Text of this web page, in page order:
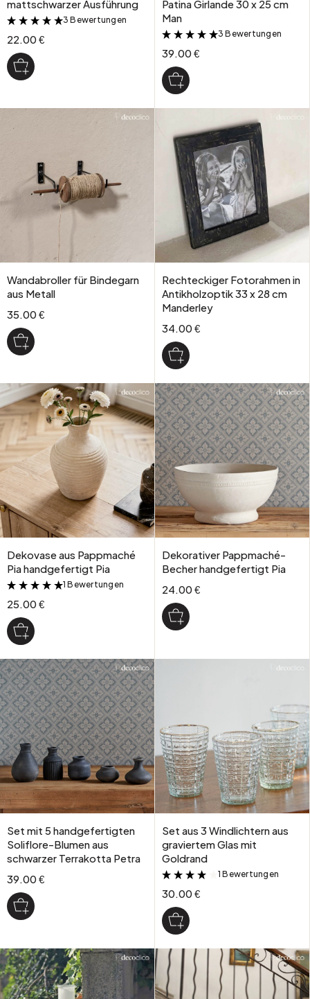
mattschwarzer Ausführung
&
3 Bewertungen
22.00 €
Patina Girlande 30 x 25 cm
Man
&
3 Bewertungen
39.00 €
Wandabroller für Bindegarn
aus Metall
35.00 €
Rechteckiger Fotorahmen in
Antikholzoptik 33 x 28 cm
Manderley
34.00 €
Dekovase aus Pappmaché
Pia handgefertigt Pia
&
1 Bewertungen
25.00 €
Dekorativer Pappmaché-
Becher handgefertigt Pia
24.00 €
Set mit 5 handgefertigten
Soliflore-Blumen aus
schwarzer Terrakotta Petra
39.00 €
Set aus 3 Windlichtern aus
graviertem Glas mit
Goldrand
&
1 Bewertungen
30.00 €